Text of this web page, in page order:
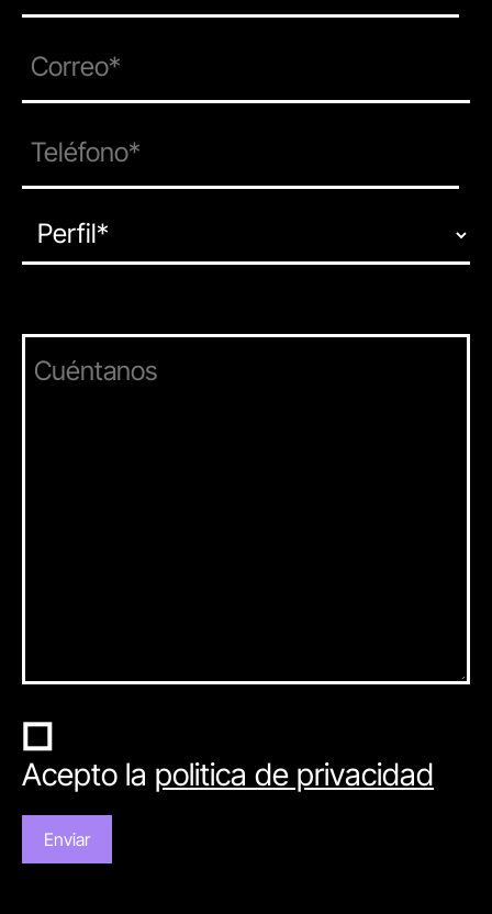
Acepto la politica de privacidad